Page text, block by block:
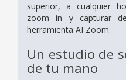
superior, a cualquier
zoom in y capturar
herramienta AI Zoom.
Un estudio de
de tu mano